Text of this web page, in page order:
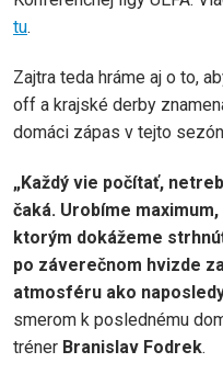
tu.
Zajtra teda hráme aj o to,
off a krajské derby
domáci zápas v tejto
„Každý vie počítať,
čaká. Urobíme
ktorým dokážeme
po záverečnom hvizde
atmosféru ako
smerom k poslednému
tréner Branislav Fodrek.